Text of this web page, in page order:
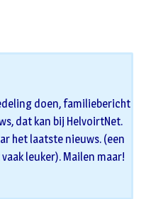
doen, familiebericht
dat kan bij HelvoirtNet.
het laatste nieuws. (een
leuker). Mailen maar!